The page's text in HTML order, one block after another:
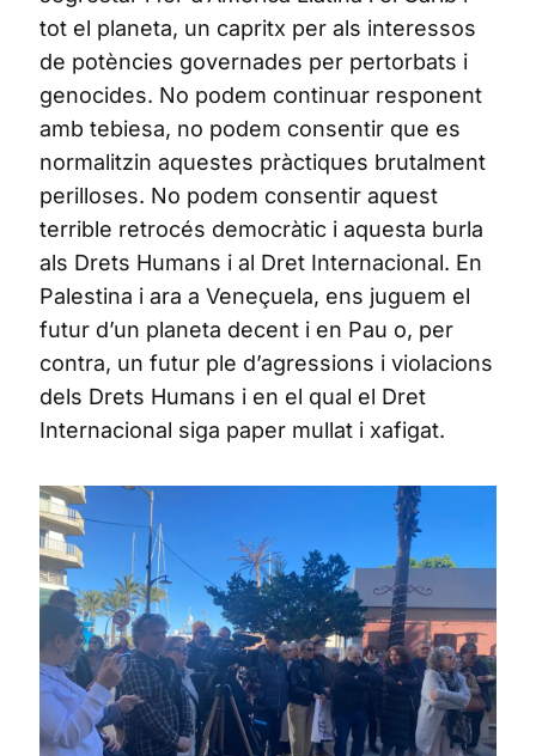
tot el planeta, un capritx per als interessos
de potències governades per pertorbats i
genocides. No podem continuar responent
amb tebiesa, no podem consentir que es
normalitzin aquestes pràctiques brutalment
perilloses. No podem consentir aquest
terrible retrocés democràtic i aquesta burla
als Drets Humans i al Dret Internacional. En
Palestina i ara a Veneçuela, ens juguem el
futur d’un planeta decent i en Pau o, per
contra, un futur ple d’agressions i violacions
dels Drets Humans i en el qual el Dret
Internacional siga paper mullat i xafigat.